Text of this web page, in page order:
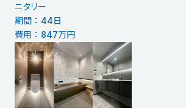
ニタリー
期間 ： 44日
費用 ： 847万円